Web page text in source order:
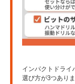
インパクトドライ
選び方が3つありま